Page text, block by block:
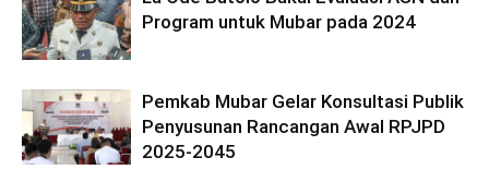
Program untuk Mubar pada 2024
Pemkab Mubar Gelar Konsultasi Publik
Penyusunan Rancangan Awal RPJPD
2025-2045